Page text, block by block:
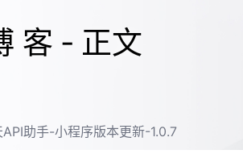
客 - 正文
API助手-小程序版本更新-1.0.7